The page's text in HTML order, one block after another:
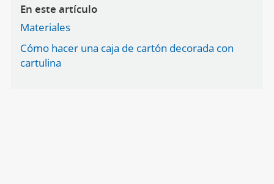
En este artículo
Materiales
Cómo hacer una caja de cartón decorada con
cartulina